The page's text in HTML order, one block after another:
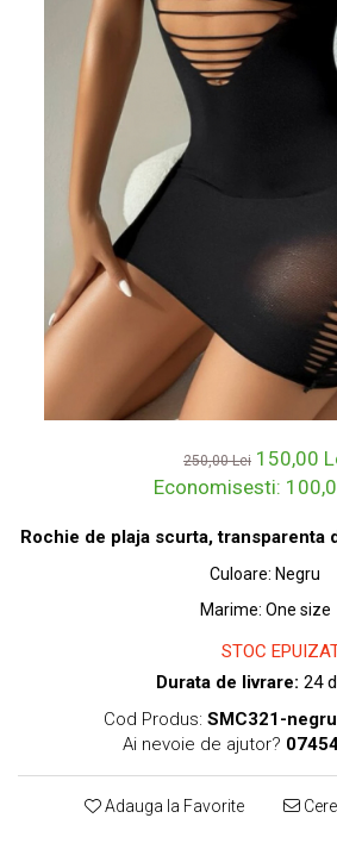
250,00 Lei 150,00
Economisesti:
Rochie de plaja scurta, transparenta
Culoare: Negru
Marime: One size
STOC
Durata de livrare: 24
Cod Produs: SMC321-
Ai nevoie de ajutor?
Adauga la Favorite